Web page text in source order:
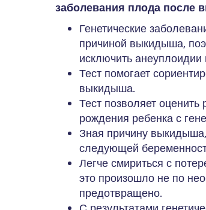
заболевания плода после
Генетические
причиной выкидыша,
исключить анеуплоидии
Тест помогает
выкидыша.
Тест позволяет
рождения ребенка с
Зная причину
следующей
Легче смириться с
это произошло не по
предотвращено.